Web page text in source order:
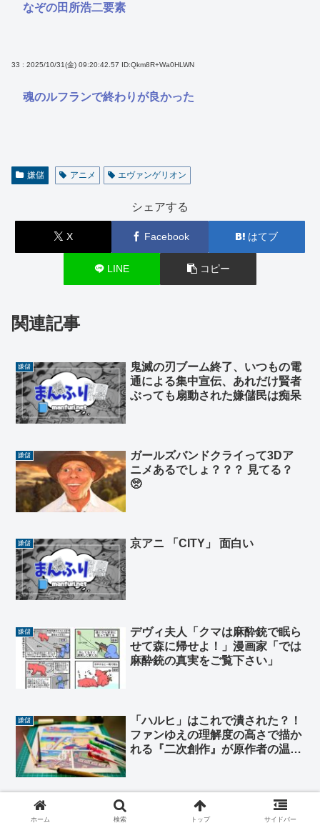
なぞの田所浩二要素
33 : 2025/10/31(金) 09:20:42.57 ID:Qkm8R+Wa0HLWN
魂のルフランで終わりが良かった
嫌儲 アニメ エヴァンゲリオン
シェアする
X Facebook はてブ
LINE コピー
関連記事
嫌儲
鬼滅の刃ブーム終了、いつもの電
通による集中宣伝、あれだけ賢者
ぶっても扇動された嫌儲民は痴呆
嫌儲
ガールズバンドクライって3Dア
ニメあるでしょ？？？ 見てる？
🥺
嫌儲 京アニ 「CITY」 面白い
嫌儲
デヴィ夫人「クマは麻酔銃で眠ら
せて森に帰せよ！」漫画家「では
麻酔銃の真実をご覧下さい」
嫌儲
「ハルヒ」はこれで潰された？！
ファンゆえの理解度の高さで描か
れる『二次創作』が原作者の温め
褐色アニメキャラで誰とセクロス
したい？👧🏽👩🏽👩🏽‍🦱
ホーム 検索 トップ サイドバー